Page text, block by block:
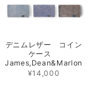
デニムレザー コイン
ケース
James,Dean&Marlon
¥14,000